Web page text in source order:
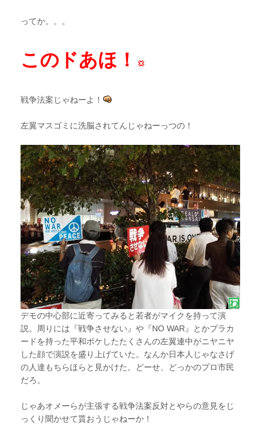
ってか。。。
このドあほ！
戦争法案じゃねーよ！
左翼マスゴミに洗脳されてんじゃねーっつの！
デモの中心部に近寄ってみると若者がマイクを持って演
説。周りには『戦争させない』や『NO WAR』とかプラカ
ードを持った平和ボケしたたくさんの左翼連中がニヤニヤ
した顔で演説を盛り上げていた。なんか日本人じゃなさげ
の人達もちらほらと見かけた。どーせ、どっかのプロ市民
だろ。
じゃあオメーらが主張する戦争法案反対とやらの意見をじ
っくり聞かせて貰おうじゃねーか！